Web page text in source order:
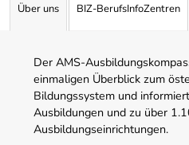
Über uns BIZ-BerufsInfoZentren
Der AMS-
einmaligen Überblick zum
Bildungssystem und
Ausbildungen und zu über
Ausbildungseinrichtungen.